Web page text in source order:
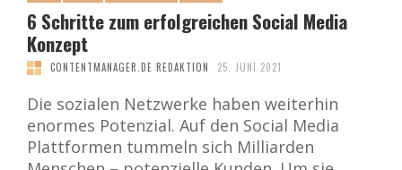
6 Schritte zum erfolgreichen Social Media
Konzept
CONTENTMANAGER.DE REDAKTION 25. JUNI 2021
Die sozialen Netzwerke haben weiterhin
enormes Potenzial. Auf den Social Media
Plattformen tummeln sich Milliarden